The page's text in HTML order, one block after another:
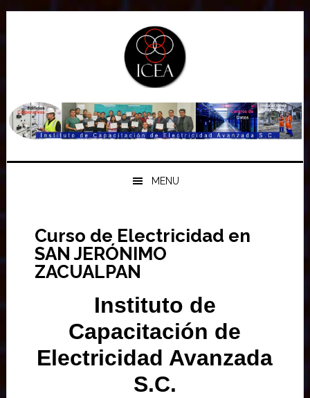
Saltar
principal
Saltar
Saltar
lateral
principal
MENU
Curso de Electricidad en
SAN JERÓNIMO
ZACUALPAN
Instituto de
Capacitación de
Electricidad Avanzada
S.C.